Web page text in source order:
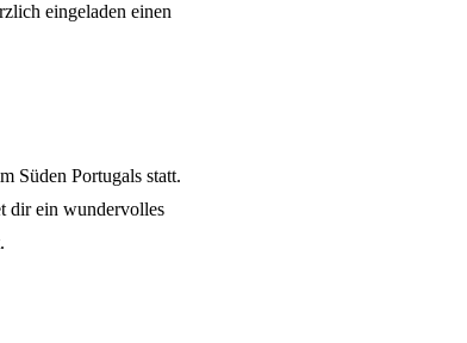
eingeladen einen
Süden Portugals statt.
dir ein wundervolles